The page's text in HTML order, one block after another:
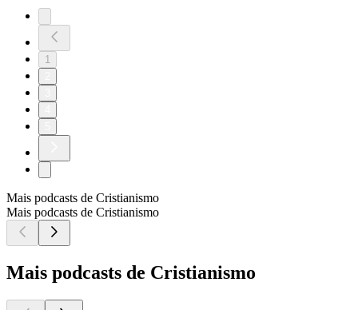
1
Mais podcasts de Cristianismo
Mais podcasts de Cristianismo
Mais podcasts de Cristianismo